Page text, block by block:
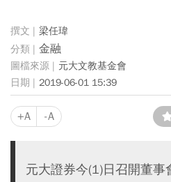
梁任瑋
金融
元大文教基金會
2019-06-01 15:39
+A -A
元大證券今(1)日召開董事